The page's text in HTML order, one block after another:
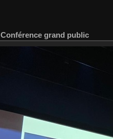
Conférence grand public